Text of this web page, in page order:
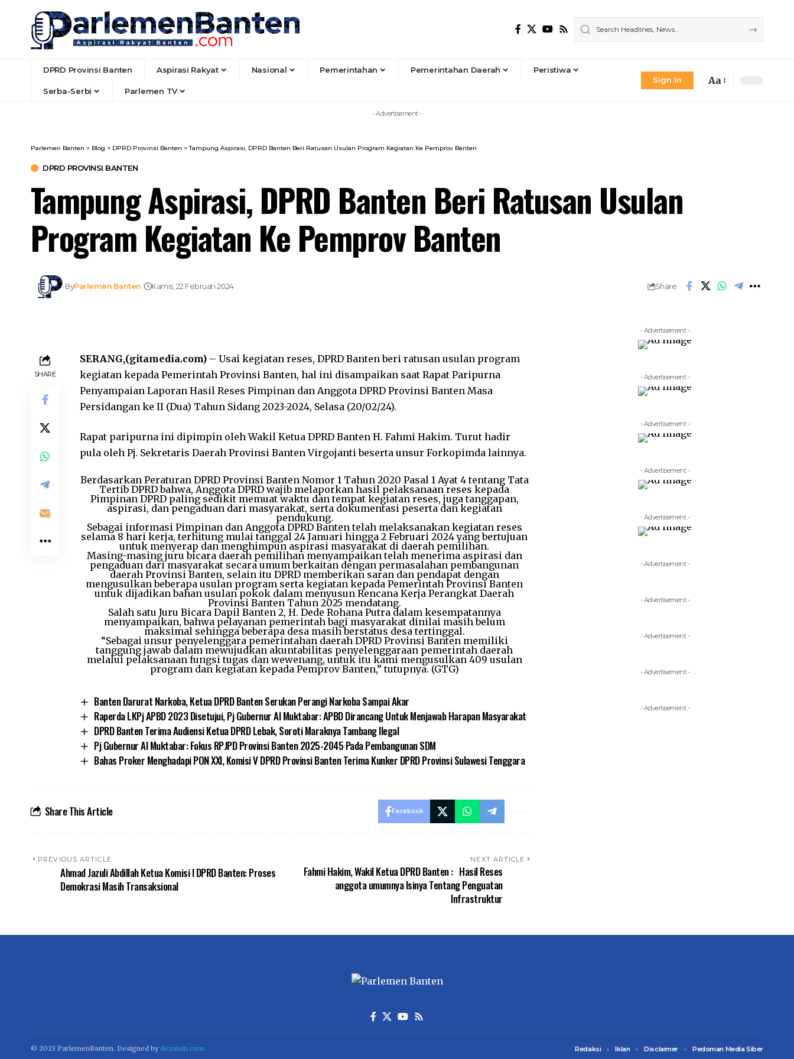
DPRD Provinsi Banten Aspirasi Rakyat Nasional Pemerintahan Pemerintahan Daerah Peristiwa
Serba-Serbi Parlemen TV
Sign In
Font
Aa
- Advertisement -
Parlemen Banten > Blog > DPRD Provinsi Banten >Tampung Aspirasi, DPRD Banten Beri Ratusan Usulan Program Kegiatan Ke Pemprov Banten
DPRD PROVINSI BANTEN
Tampung Aspirasi, DPRD Banten Beri Ratusan Usulan
Program Kegiatan Ke Pemprov Banten
ByParlemen Banten Kamis, 22 Februari 2024 Share
SHARE
SERANG,(gitamedia.com) – Usai kegiatan reses, DPRD Banten beri ratusan usulan program
kegiatan kepada Pemerintah Provinsi Banten, hal ini disampaikan saat Rapat Paripurna
Penyampaian Laporan Hasil Reses Pimpinan dan Anggota DPRD Provinsi Banten Masa
Persidangan ke II (Dua) Tahun Sidang 2023-2024, Selasa (20/02/24).
Rapat paripurna ini dipimpin oleh Wakil Ketua DPRD Banten H. Fahmi Hakim. Turut hadir
pula oleh Pj. Sekretaris Daerah Provinsi Banten Virgojanti beserta unsur Forkopimda lainnya.
Berdasarkan Peraturan DPRD Provinsi Banten Nomor 1 Tahun 2020 Pasal 1 Ayat 4 tentang Tata
Tertib DPRD bahwa, Anggota DPRD wajib melaporkan hasil pelaksanaan reses kepada
Pimpinan DPRD paling sedikit memuat waktu dan tempat kegiatan reses, juga tanggapan,
aspirasi, dan pengaduan dari masyarakat, serta dokumentasi peserta dan kegiatan
pendukung.
Sebagai informasi Pimpinan dan Anggota DPRD Banten telah melaksanakan kegiatan reses
selama 8 hari kerja, terhitung mulai tanggal 24 Januari hingga 2 Februari 2024 yang bertujuan
untuk menyerap dan menghimpun aspirasi masyarakat di daerah pemilihan.
Masing-masing juru bicara daerah pemilihan menyampaikan telah menerima aspirasi dan
pengaduan dari masyarakat secara umum berkaitan dengan permasalahan pembangunan
daerah Provinsi Banten, selain itu DPRD memberikan saran dan pendapat dengan
mengusulkan beberapa usulan program serta kegiatan kepada Pemerintah Provinsi Banten
untuk dijadikan bahan usulan pokok dalam menyusun Rencana Kerja Perangkat Daerah
Provinsi Banten Tahun 2025 mendatang.
Salah satu Juru Bicara Dapil Banten 2, H. Dede Rohana Putra dalam kesempatannya
menyampaikan, bahwa pelayanan pemerintah bagi masyarakat dinilai masih belum
maksimal sehingga beberapa desa masih berstatus desa tertinggal.
“Sebagai unsur penyelenggara pemerintahan daerah DPRD Provinsi Banten memiliki
tanggung jawab dalam mewujudkan akuntabilitas penyelenggaraan pemerintah daerah
melalui pelaksanaan fungsi tugas dan wewenang, untuk itu kami mengusulkan 409 usulan
program dan kegiatan kepada Pemprov Banten,” tutupnya. (GTG)
Banten Darurat Narkoba, Ketua DPRD Banten Serukan Perangi Narkoba Sampai Akar
Raperda LKPj APBD 2023 Disetujui, Pj Gubernur Al Muktabar: APBD Dirancang Untuk Menjawab Harapan Masyarakat
DPRD Banten Terima Audiensi Ketua DPRD Lebak, Soroti Maraknya Tambang Ilegal
Pj Gubernur Al Muktabar: Fokus RPJPD Provinsi Banten 2025-2045 Pada Pembangunan SDM
Bahas Proker Menghadapi PON XXI, Komisi V DPRD Provinsi Banten Terima Kunker DPRD Provinsi Sulawesi Tenggara
Share This Article Facebook
PREVIOUS ARTICLE
Ahmad Jazuli Abdillah Ketua Komisi I DPRD Banten: Proses
Demokrasi Masih Transaksional
NEXT ARTICLE
Fahmi Hakim, Wakil Ketua DPRD Banten : Hasil Reses
anggota umumnya Isinya Tentang Penguatan
Infrastruktur
- Advertisement -
- Advertisement -
- Advertisement -
- Advertisement -
- Advertisement -
- Advertisement -
- Advertisement -
- Advertisement -
- Advertisement -
- Advertisement -
© 2023 ParlemenBanten. Designed by dezainin.com Redaksi Iklan Disclaimer Pedoman Media Siber